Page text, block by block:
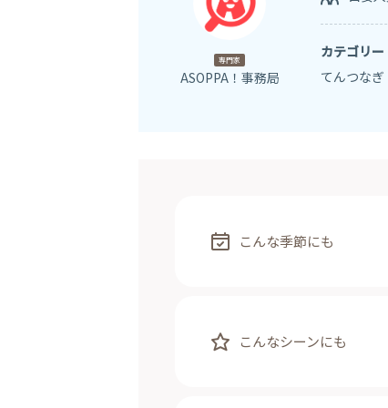
専門家
ASOPPA！事務局
カテゴリー
てんつなぎ
こんな季節にも
こんなシーンにも